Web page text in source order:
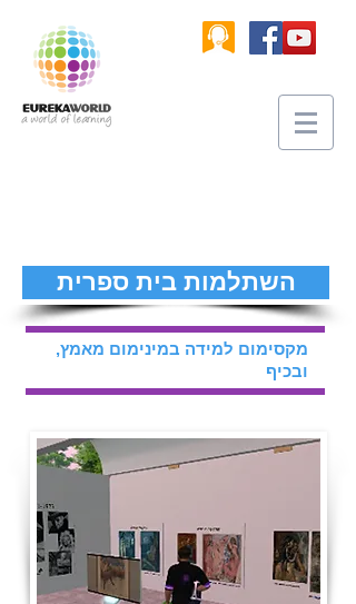
השתלמות בית ספרית
מקסימום למידה במינימום מאמץ,
ובכיף